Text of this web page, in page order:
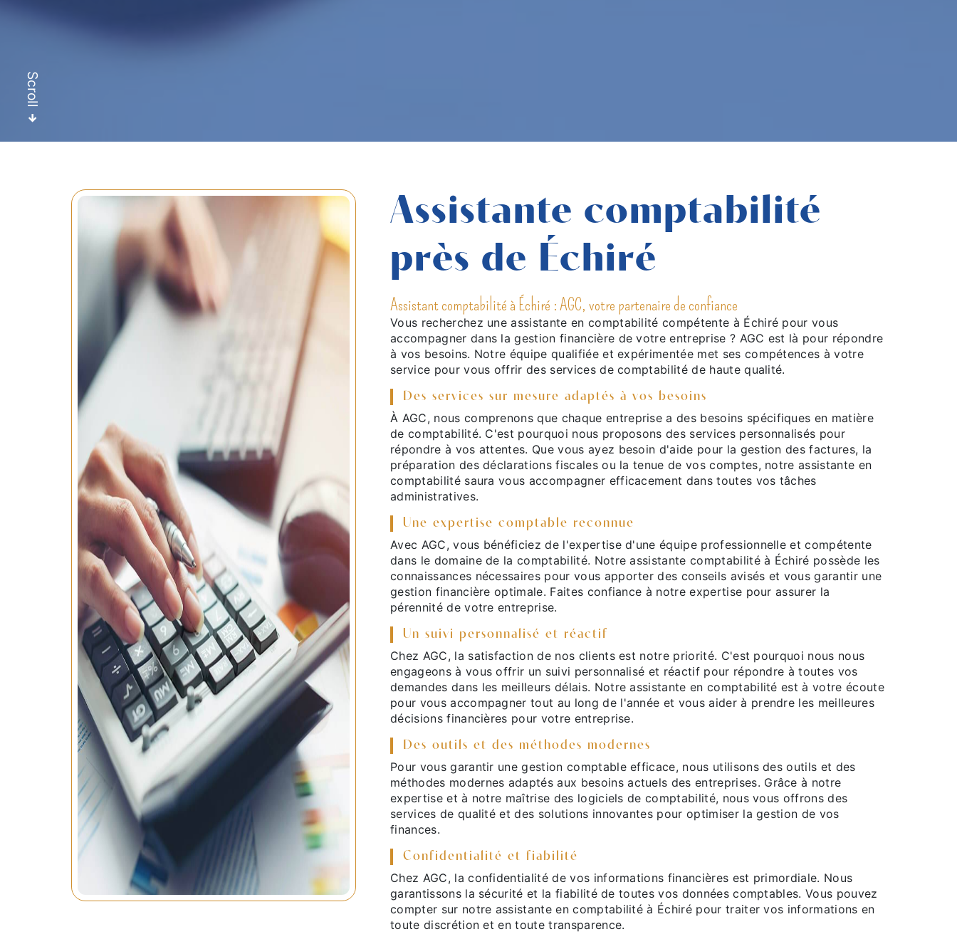
Scroll
Assistante comptabilité
près de Échiré
Assistant comptabilité à Échiré : AGC, votre partenaire de confiance
Vous recherchez une assistante en comptabilité compétente à Échiré pour vous
accompagner dans la gestion financière de votre entreprise ? AGC est là pour répondre
à vos besoins. Notre équipe qualifiée et expérimentée met ses compétences à votre
service pour vous offrir des services de comptabilité de haute qualité.
Des services sur mesure adaptés à vos besoins
À AGC, nous comprenons que chaque entreprise a des besoins spécifiques en matière
de comptabilité. C'est pourquoi nous proposons des services personnalisés pour
répondre à vos attentes. Que vous ayez besoin d'aide pour la gestion des factures, la
préparation des déclarations fiscales ou la tenue de vos comptes, notre assistante en
comptabilité saura vous accompagner efficacement dans toutes vos tâches
administratives.
Une expertise comptable reconnue
Avec AGC, vous bénéficiez de l'expertise d'une équipe professionnelle et compétente
dans le domaine de la comptabilité. Notre assistante comptabilité à Échiré possède les
connaissances nécessaires pour vous apporter des conseils avisés et vous garantir une
gestion financière optimale. Faites confiance à notre expertise pour assurer la
pérennité de votre entreprise.
Un suivi personnalisé et réactif
Chez AGC, la satisfaction de nos clients est notre priorité. C'est pourquoi nous nous
engageons à vous offrir un suivi personnalisé et réactif pour répondre à toutes vos
demandes dans les meilleurs délais. Notre assistante en comptabilité est à votre écoute
pour vous accompagner tout au long de l'année et vous aider à prendre les meilleures
décisions financières pour votre entreprise.
Des outils et des méthodes modernes
Pour vous garantir une gestion comptable efficace, nous utilisons des outils et des
méthodes modernes adaptés aux besoins actuels des entreprises. Grâce à notre
expertise et à notre maîtrise des logiciels de comptabilité, nous vous offrons des
services de qualité et des solutions innovantes pour optimiser la gestion de vos
finances.
Confidentialité et fiabilité
Chez AGC, la confidentialité de vos informations financières est primordiale. Nous
garantissons la sécurité et la fiabilité de toutes vos données comptables. Vous pouvez
compter sur notre assistante en comptabilité à Échiré pour traiter vos informations en
toute discrétion et en toute transparence.